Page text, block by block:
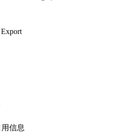
信息